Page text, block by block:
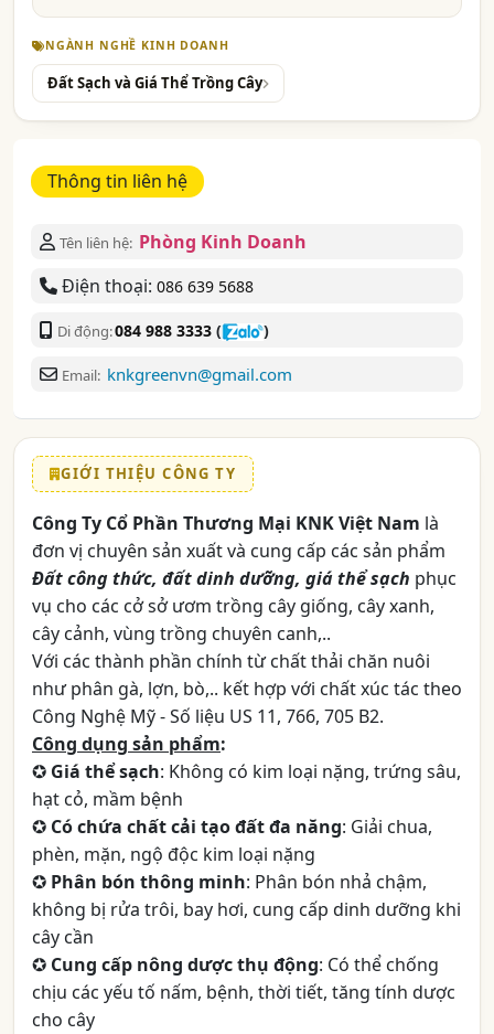
NGÀNH NGHỀ KINH DOANH
Đất Sạch và Giá Thể Trồng Cây
Thông tin liên hệ
Tên liên hệ: Phòng Kinh Doanh
Điện thoại: 086 639 5688
Di động:084 988 3333 ( )
Email: knkgreenvn@gmail.com
GIỚI THIỆU CÔNG TY
Công Ty Cổ Phần Thương Mại KNK Việt Nam là
đơn vị chuyên sản xuất và cung cấp các sản phẩm
Đất công thức, đất dinh dưỡng, giá thể sạch phục
vụ cho các cở sở ươm trồng cây giống, cây xanh,
cây cảnh, vùng trồng chuyên canh,..
Với các thành phần chính từ chất thải chăn nuôi
như phân gà, lợn, bò,.. kết hợp với chất xúc tác theo
Công Nghệ Mỹ - Số liệu US 11, 766, 705 B2.
Công dụng sản phẩm:
✪ Giá thể sạch: Không có kim loại nặng, trứng sâu,
hạt cỏ, mầm bệnh
✪ Có chứa chất cải tạo đất đa năng: Giải chua,
phèn, mặn, ngộ độc kim loại nặng
✪ Phân bón thông minh: Phân bón nhả chậm,
không bị rửa trôi, bay hơi, cung cấp dinh dưỡng khi
cây cần
✪ Cung cấp nông dược thụ động: Có thể chống
chịu các yếu tố nấm, bệnh, thời tiết, tăng tính dược
cho cây